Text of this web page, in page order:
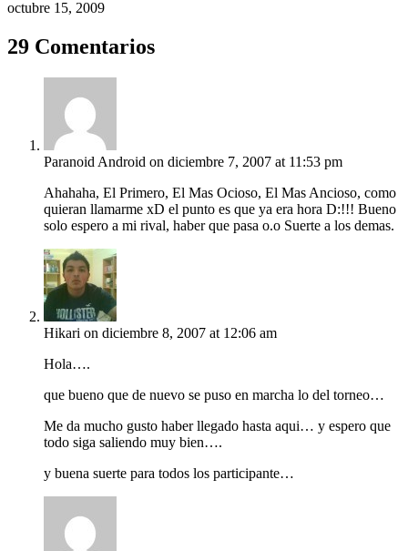
octubre 15, 2009
29 Comentarios
Paranoid Android on diciembre 7, 2007 at 11:53 pm
Ahahaha, El Primero, El Mas Ocioso, El Mas Ancioso, como
quieran llamarme xD el punto es que ya era hora D:!!! Bueno
solo espero a mi rival, haber que pasa o.o Suerte a los demas.
Hikari on diciembre 8, 2007 at 12:06 am
Hola….
que bueno que de nuevo se puso en marcha lo del torneo…
Me da mucho gusto haber llegado hasta aqui… y espero que
todo siga saliendo muy bien….
y buena suerte para todos los participante…